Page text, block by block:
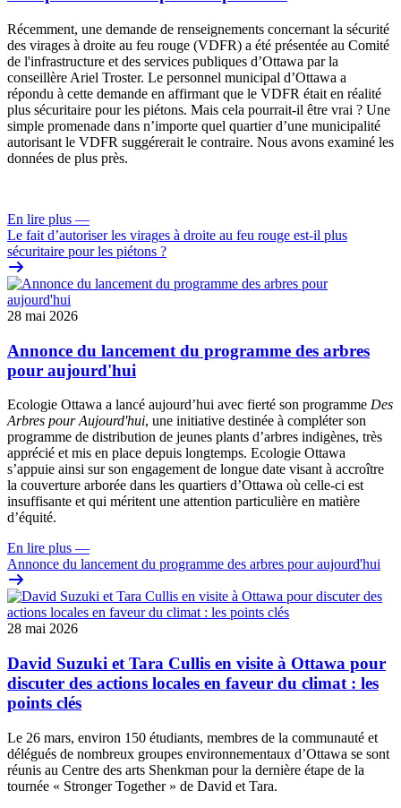
Récemment, une demande de renseignements concernant la sécurité
des virages à droite au feu rouge (VDFR) a été présentée au Comité
de l'infrastructure et des services publiques d’Ottawa par la
conseillère Ariel Troster. Le personnel municipal d’Ottawa a
répondu à cette demande en affirmant que le VDFR était en réalité
plus sécuritaire pour les piétons. Mais cela pourrait-il être vrai ? Une
simple promenade dans n’importe quel quartier d’une municipalité
autorisant le VDFR suggérerait le contraire. Nous avons examiné les
données de plus près.
En lire plus —
Le fait d’autoriser les virages à droite au feu rouge est-il plus
sécuritaire pour les piétons ?
28 mai 2026
Annonce du lancement du programme des arbres
pour aujourd'hui
Ecologie Ottawa a lancé aujourd’hui avec fierté son programme Des
Arbres pour Aujourd'hui, une initiative destinée à compléter son
programme de distribution de jeunes plants d’arbres indigènes, très
apprécié et mis en place depuis longtemps. Ecologie Ottawa
s’appuie ainsi sur son engagement de longue date visant à accroître
la couverture arborée dans les quartiers d’Ottawa où celle-ci est
insuffisante et qui méritent une attention particulière en matière
d’équité.
En lire plus —
Annonce du lancement du programme des arbres pour aujourd'hui
28 mai 2026
David Suzuki et Tara Cullis en visite à Ottawa pour
discuter des actions locales en faveur du climat : les
points clés
Le 26 mars, environ 150 étudiants, membres de la communauté et
délégués de nombreux groupes environnementaux d’Ottawa se sont
réunis au Centre des arts Shenkman pour la dernière étape de la
tournée « Stronger Together » de David et Tara.